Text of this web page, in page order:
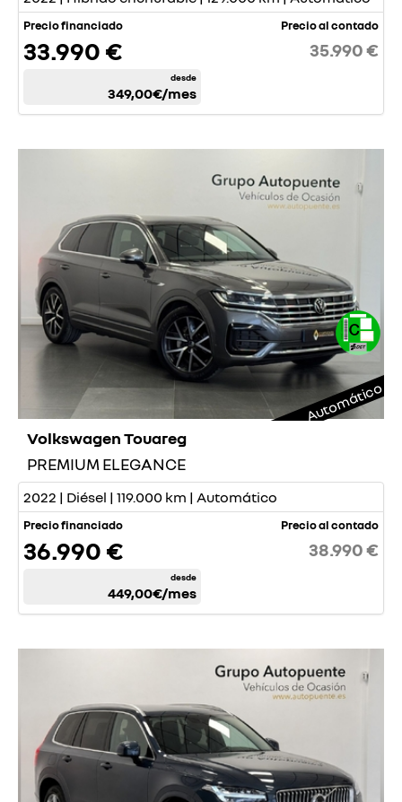
Precio financiado
33.990 €
desde
349,00€/mes
Precio al contado
35.990 €
Automático
Volkswagen Touareg
PREMIUM ELEGANCE
2022 | Diésel | 119.000 km | Automático
Precio financiado
36.990 €
desde
449,00€/mes
Precio al contado
38.990 €